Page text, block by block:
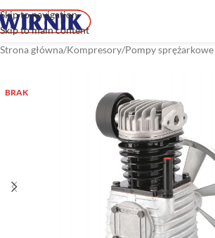
Skip to navigation
Skip to main content
Strona główna/Kompresory/Pompy sprężarkowe
BRAK